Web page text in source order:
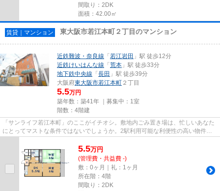
間取り：2DK
面積：42.00㎡
賃貸｜マンション 東大阪市若江本町２丁目のマンション
近鉄難波・奈良線 「若江岩田 」駅 徒歩12分
近鉄けいはんな線 「荒本 」駅 徒歩33分
地下鉄中央線 「長田 」駅 徒歩39分
大阪府東大阪市若江本町 ２丁目
5.5万円
築年数：築41年 ｜募集中： 1室
階数：4階建
「サンライフ若江本町」のここがイチオシ。敷地内ごみ置き場は、忙しいあなた
にとってマストな条件ではないでしょうか。2駅利用可能な利便性の高い物件で
す。風通しが良好な物件です。...
5.5万円
(管理費・共益費 -)
敷：0ヶ月｜礼：1ヶ月
所在階：4階
間取り：2DK